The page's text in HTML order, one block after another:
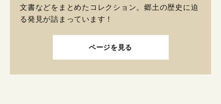
文書などをまとめたコレクション。郷土の歴史に迫
る発見が詰まっています！
ページを見る